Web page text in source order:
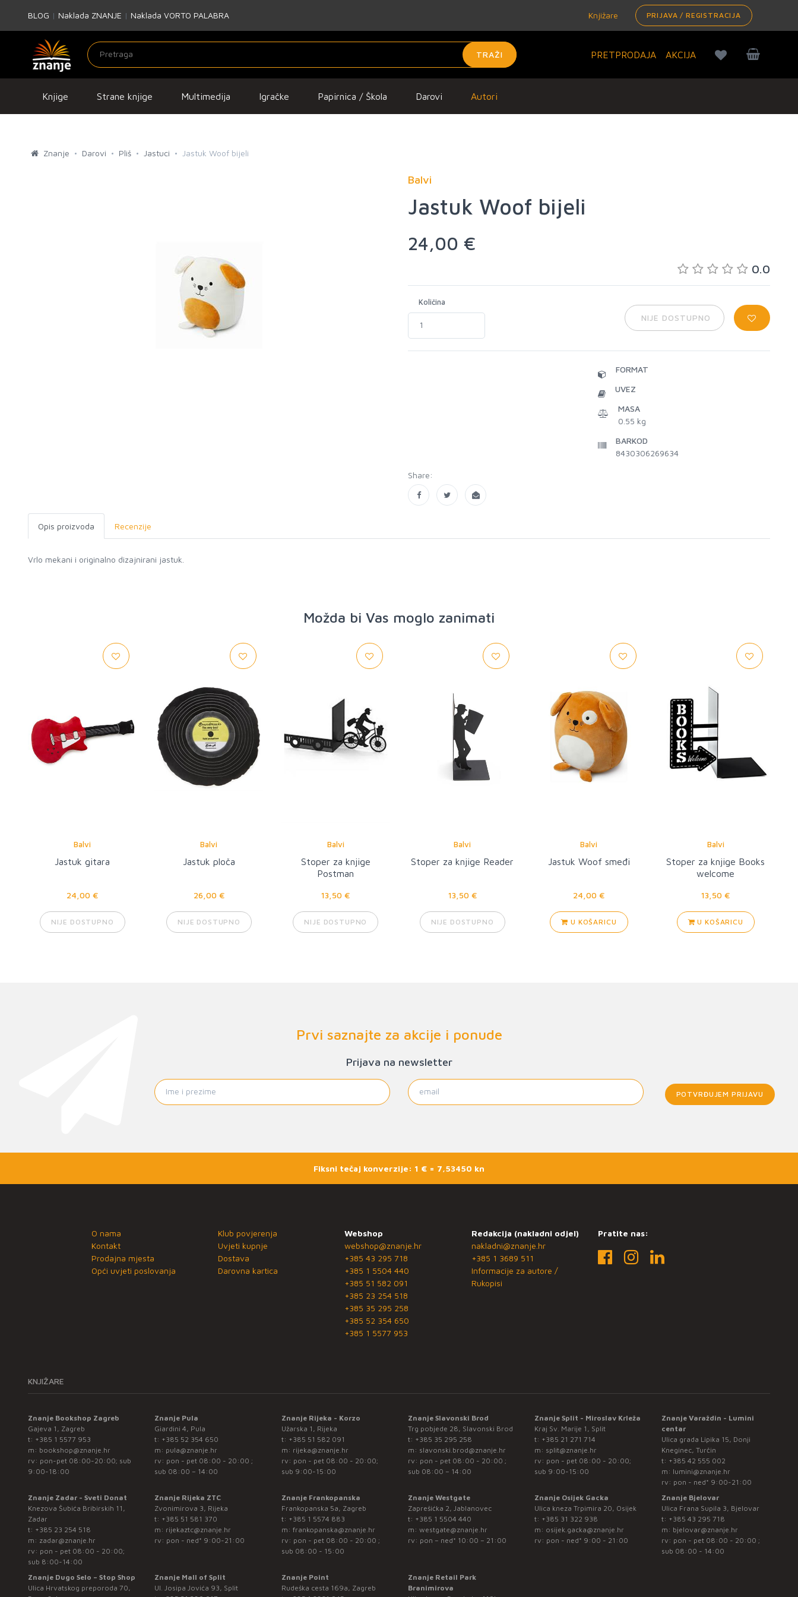
BLOG | Naklada ZNANJE | Naklada VORTO PALABRA Knjižare PRIJAVA / REGISTRACIJA
TRAŽI PRETPRODAJA AKCIJA
Knjige Strane knjige Multimedija Igračke Papirnica / Škola Darovi Autori
Znanje Darovi Pliš Jastuci Jastuk Woof bijeli
Balvi
Jastuk Woof bijeli
24,00 €
0.0
Količina
NIJE DOSTUPNO
FORMAT
UVEZ
MASA
0.55 kg
BARKOD
8430306269634
Share:
Opis proizvoda Recenzije
Vrlo mekani i originalno dizajnirani jastuk.
Možda bi Vas moglo zanimati
Balvi
Jastuk gitara
24,00 €
NIJE DOSTUPNO
Balvi
Jastuk ploča
26,00 €
NIJE DOSTUPNO
Balvi
Stoper za knjige
Postman
13,50 €
NIJE DOSTUPNO
Balvi
Stoper za knjige Reader
13,50 €
NIJE DOSTUPNO
Balvi
Jastuk Woof smeđi
24,00 €
U KOŠARICU
Balvi
Stoper za knjige Books
welcome
13,50 €
U KOŠARICU
Prvi saznajte za akcije i ponude
Prijava na newsletter
POTVRĐUJEM PRIJAVU
Fiksni tečaj konverzije: 1 € = 7,53450 kn
O nama
Kontakt
Prodajna mjesta
Opći uvjeti poslovanja
Klub povjerenja
Uvjeti kupnje
Dostava
Darovna kartica
Webshop
webshop@znanje.hr
+385 43 295 718
+385 1 5504 440
+385 51 582 091
+385 23 254 518
+385 35 295 258
+385 52 354 650
+385 1 5577 953
Redakcija (nakladni odjel)
nakladni@znanje.hr
+385 1 3689 511
Informacije za autore /
Rukopisi
Pratite nas:
KNJIŽARE
Znanje Bookshop Zagreb
Gajeva 1, Zagreb
t: +385 1 5577 953
m: bookshop@znanje.hr
rv: pon-pet 08:00-20:00; sub
9:00-18:00
Znanje Pula
Giardini 4, Pula
t: +385 52 354 650
m: pula@znanje.hr
rv: pon - pet 08:00 - 20:00 ;
sub 08:00 – 14:00
Znanje Rijeka - Korzo
Užarska 1, Rijeka
t: +385 51 582 091
m: rijeka@znanje.hr
rv: pon - pet 08:00 - 20:00;
sub 9:00-15:00
Znanje Slavonski Brod
Trg pobjede 28, Slavonski Brod
t: +385 35 295 258
m: slavonski.brod@znanje.hr
rv: pon - pet 08:00 - 20:00 ;
sub 08:00 – 14:00
Znanje Split - Miroslav Krleža
Kraj Sv. Marije 1, Split
t: +385 21 271 714
m: split@znanje.hr
rv: pon - pet 08:00 - 20:00;
sub 9:00-15:00
Znanje Varaždin - Lumini
centar
Ulica grada Lipika 15, Donji
Kneginec, Turčin
t: +385 42 555 002
m: lumini@znanje.hr
rv: pon - ned* 9:00-21:00
Znanje Zadar - Sveti Donat
Knezova Šubića Bribirskih 11,
Zadar
t: +385 23 254 518
m: zadar@znanje.hr
rv: pon - pet 08:00 - 20:00;
sub 8:00-14:00
Znanje Rijeka ZTC
Zvonimirova 3, Rijeka
t: +385 51 581 370
m: rijekaztc@znanje.hr
rv: pon - ned* 9:00-21:00
Znanje Frankopanska
Frankopanska 5a, Zagreb
t: +385 1 5574 883
m: frankopanska@znanje.hr
rv: pon - pet 08:00 - 20:00 ;
sub 08:00 - 15:00
Znanje Westgate
Zaprešićka 2, Jablanovec
t: +385 1 5504 440
m: westgate@znanje.hr
rv: pon – ned* 10:00 – 21:00
Znanje Osijek Gacka
Ulica kneza Trpimira 20, Osijek
t: +385 31 322 938
m: osijek.gacka@znanje.hr
rv: pon - ned* 9:00 - 21:00
Znanje Bjelovar
Ulica Frana Supila 3, Bjelovar
t: +385 43 295 718
m: bjelovar@znanje.hr
rv: pon - pet 08:00 - 20:00 ;
sub 08:00 - 14:00
Znanje Dugo Selo – Stop Shop
Ulica Hrvatskog preporoda 70,
Znanje Mall of Split
Ul. Josipa Jovića 93, Split
Znanje Point
Rudeška cesta 169a, Zagreb
Znanje Retail Park
Branimirova